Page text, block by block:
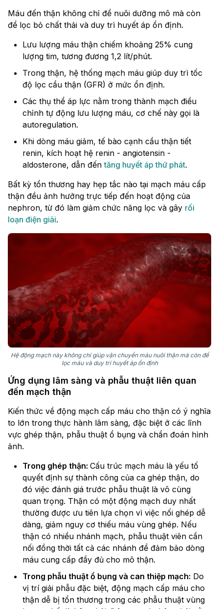
Máu đến thận không chỉ để nuôi dưỡng mô mà còn
để lọc bỏ chất thải và duy trì huyết áp ổn định.
Lưu lượng máu thận chiếm khoảng 25% cung
lượng tim, tương đương 1,2 lít/phút.
Trong thận, hệ thống mạch máu giúp duy trì tốc
độ lọc cầu thận (GFR) ở mức ổn định.
Các thụ thể áp lực nằm trong thành mạch điều
chỉnh tự động lưu lượng máu, cơ chế này gọi là
autoregulation.
Khi dòng máu giảm, tế bào cạnh cầu thận tiết
renin, kích hoạt hệ renin - angiotensin -
aldosterone, dẫn đếntăng huyết áp thứ phát.
Bất kỳ tổn thương hay hẹp tắc nào tại mạch máu cấp
thận đều ảnh hưởng trực tiếp đến hoạt động của
nephron, từ đó làm giảm chức năng lọc và gây rối
loạn điện giải.
Hệ động mạch này không chỉ giúp vận chuyển máu nuôi thận mà còn để
lọc máu và duy trì huyết áp ổn định
Ứng dụng lâm sàng và phẫu thuật liên quan
đến mạch thận
Kiến thức về động mạch cấp máu cho thận có ý nghĩa
to lớn trong thực hành lâm sàng, đặc biệt ở các lĩnh
vực ghép thận, phẫu thuật ổ bụng và chẩn đoán hình
ảnh.
Trong ghép thận: Cấu trúc mạch máu là yếu tố
quyết định sự thành công của ca ghép thận, do
đó việc đánh giá trước phẫu thuật là vô cùng
quan trọng. Thận có một động mạch duy nhất
thường được ưu tiên lựa chọn vì việc nối ghép dễ
dàng, giảm nguy cơ thiếu máu vùng ghép. Nếu
thận có nhiều nhánh mạch, phẫu thuật viên cần
nối đồng thời tất cả các nhánh để đảm bảo dòng
máu cung cấp đầy đủ cho mô thận.
Trong phẫu thuật ổ bụng và can thiệp mạch: Do
vị trí giải phẫu đặc biệt, động mạch cấp máu cho
thận dễ bị tổn thương trong các phẫu thuật vùng